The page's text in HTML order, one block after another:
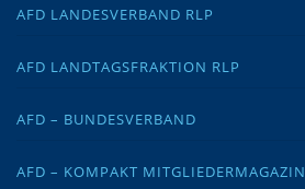
AFD LANDESVERBAND RLP
AFD LANDTAGSFRAKTION RLP
AFD – BUNDESVERBAND
AFD – KOMPAKT MITGLIEDERMAGAZIN